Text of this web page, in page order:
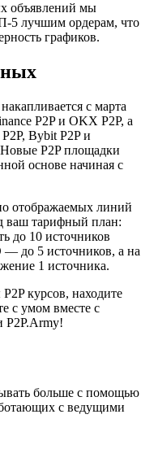
объявлений мы
5 лучшим ордерам, что
графиков.
с марта
P2P и OKX P2P, а
Bybit P2P и
P2P площадки
основе начиная с
отображаемых линий
ваш тарифный план:
до 10 источников
до 5 источников, а на
1 источника.
курсов, находите
с умом вместе с
P2P.Army!
больше с помощью
с ведущими